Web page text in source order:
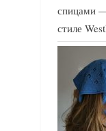
спицами —
стиле